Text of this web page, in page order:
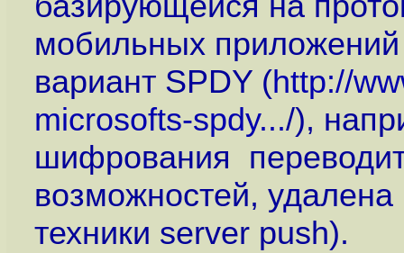
мобильных
вариант SPDY (http://
microsofts-spdy.../),
шифрования
возможностей, удалена
техники server push).